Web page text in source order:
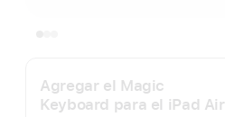
Agregar el Magic
Keyboard para el iPad Air